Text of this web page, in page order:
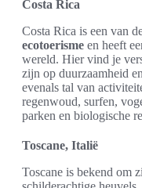
Costa Rica
Costa Rica is een van
ecotoerisme en heeft
wereld. Hier vind je
zijn op duurzaamheid
evenals tal van
regenwoud, surfen,
parken en biologische
Toscane, Italië
Toscane is bekend om